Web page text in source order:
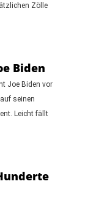
Zölle
Biden
Joe Biden vor
seinen
Leicht fällt